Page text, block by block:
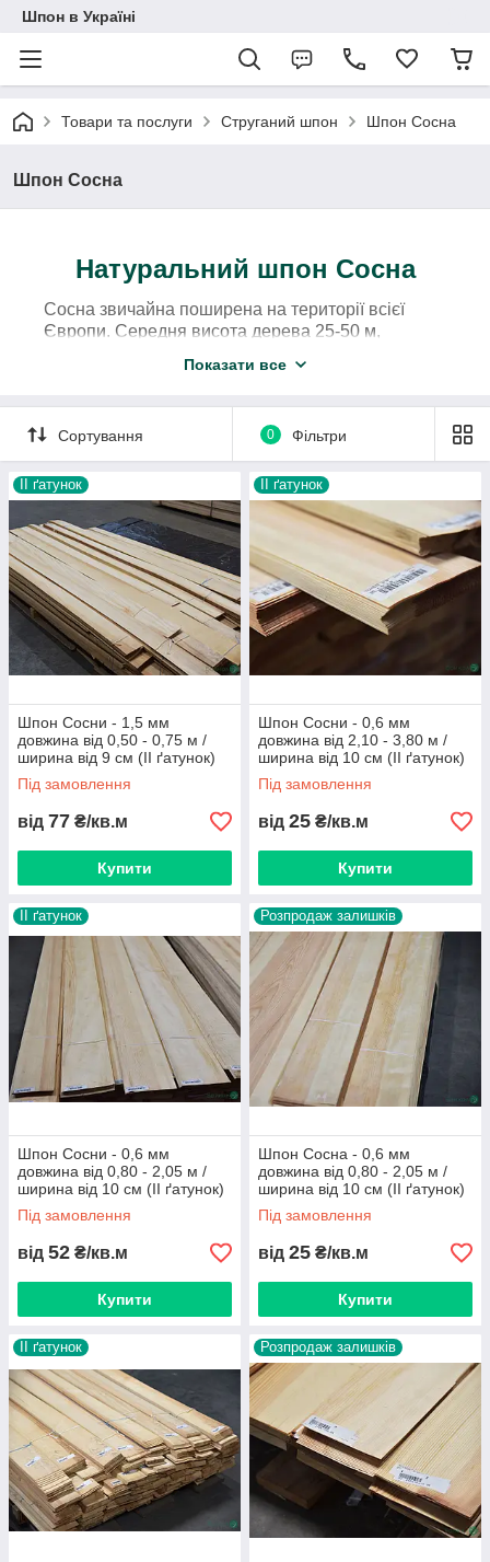
Шпон в Україні
Товари та послуги Струганий шпон Шпон Сосна
Шпон Сосна
Натуральний шпон Сосна
Сосна звичайна поширена на території всієї
Європи. Середня висота дерева 25-50 м,
Сосни варіюється від червонувато-жовтого до
Сосна використовується для виробництва
популярний у меблевиків завдяки легкості
механічної обробки і цінової доступності.
Застосовується матеріал
при:
облицюванні меблевих виробів,
обробці поверхонь і виробництві
міжкімнатних дверей, панелей для обробки
стін, міжкімнатних арок; при обшивці
стельових, стінових панелей та
вікон; при виготовленні музичних
інструментів, виробів ручної роботи.
Компанія«Байкал – шпон в Україні»пропонує широкий
вибір струганого шпону з доставкою по всій Україні. Весь
асортимент, актуальні ціни, наявність, деталізацію і т. д.
ви можете подивитися, скачати нашпрайс-лист
Показати все
Сортування 0 Фільтри
IІ ґатунок
Шпон Сосни - 1,5 мм
довжина від 0,50 - 0,75 м /
ширина від 9 см (IІ ґатунок)
Під замовлення
від 77 ₴/кв.м
Купити
ІI ґатунок
Шпон Сосни - 0,6 мм
довжина від 2,10 - 3,80 м /
ширина від 10 см (ІI ґатунок)
Під замовлення
від 25 ₴/кв.м
Купити
II ґатунок
Шпон Сосни - 0,6 мм
довжина від 0,80 - 2,05 м /
ширина від 10 см (II ґатунок)
Під замовлення
від 52 ₴/кв.м
Купити
Розпродаж залишків
Шпон Сосна - 0,6 мм
довжина від 0,80 - 2,05 м /
ширина від 10 см (IІ ґатунок)
Під замовлення
від 25 ₴/кв.м
Купити
IІ ґатунок Розпродаж залишків